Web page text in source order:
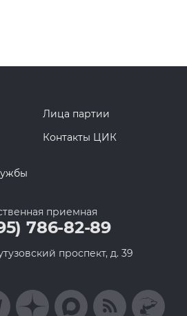
Лица партии
Контакты ЦИК
приемная
786-82-89
проспект, д. 39